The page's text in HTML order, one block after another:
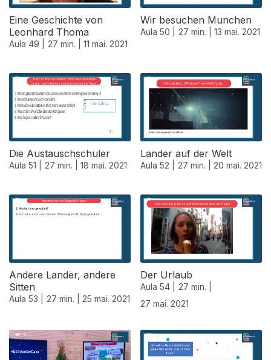
Eine Geschichte von
Leonhard Thoma
Aula 49 | 27 min. | 11 mai. 2021
Wir besuchen Munchen
Aula 50 | 27 min. | 13 mai. 2021
Die Austauschschuler
Aula 51 | 27 min. | 18 mai. 2021
Lander auf der Welt
Aula 52 | 27 min. | 20 mai. 2021
Andere Lander, andere
Sitten
Aula 53 | 27 min. | 25 mai. 2021
Der Urlaub
Aula 54 |
27 min. |
27 mai. 2021